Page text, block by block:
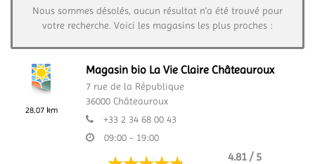
Nous sommes désolés, aucun résultat n’a été trouvé pour
votre recherche. Voici les magasins les plus proches :
28.07 km
Magasin bio La Vie Claire Châteauroux
7 rue de la République
36000 Châteauroux
+33 2 34 68 00 43
09:00 - 19:00
4.81 / 5